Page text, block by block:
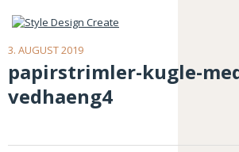
3. AUGUST 2019
papirstrimler-kugle-
vedhaeng4